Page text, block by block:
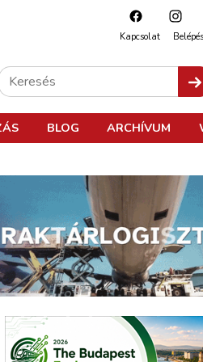
Kapcsolat Belépés
BLOG ARCHÍVUM